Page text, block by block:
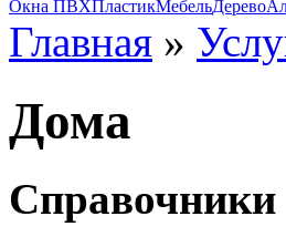
Окна ПВХПластикМебельДерево
Главная »
Дома
Справочники